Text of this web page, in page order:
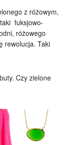
z różowym,
fuksjowo-
różowego
rewolucja. Taki
Czy zielone